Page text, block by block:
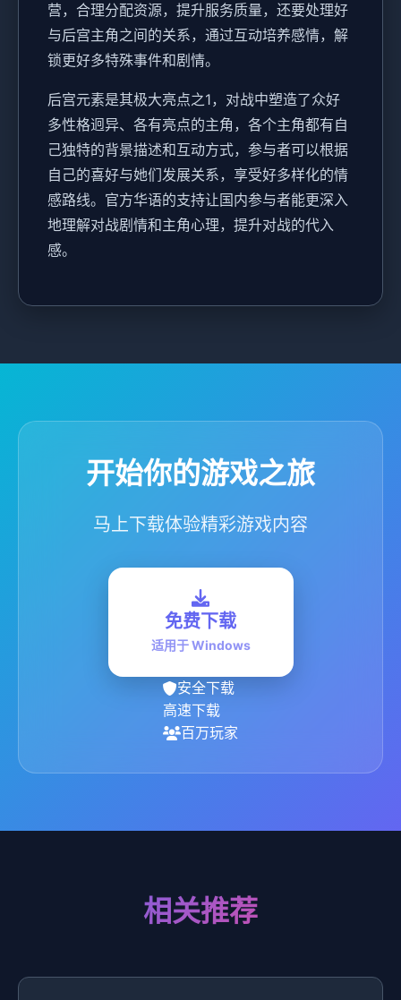
营，合理分配资源，提升服务质量，还要处理好
与后宫主角之间的关系，通过互动培养感情，解
锁更好多特殊事件和剧情。
后宫元素是其极大亮点之1，对战中塑造了众好
多性格迥异、各有亮点的主角，各个主角都有自
己独特的背景描述和互动方式，参与者可以根据
自己的喜好与她们发展关系，享受好多样化的情
感路线。官方华语的支持让国内参与者能更深入
地理解对战剧情和主角心理，提升对战的代入
感。
开始你的游戏之旅
马上下载体验精彩游戏内容
免费下载
适用于 Windows
安全下载
高速下载
百万玩家
相关推荐